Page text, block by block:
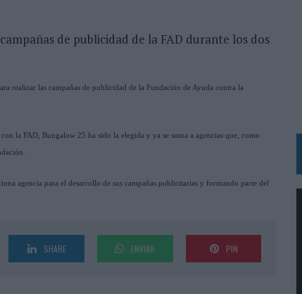
PATRIMONIO HISTÓRICO EN ACTIVOS CULTURALES Y ECONÓMICOS
SU ÚLTIMA CAMPAÑA INTERNACIONAL
DE INUSUALY PARA CERVEZA CAPAZ
SU NUEVA CAMPAÑA GLOBAL DE MARCA
de publicidad de la FAD durante los dos
realizar las campañas de publicidad de la Fundación de Ayuda contra la
la FAD, Bungalow 25 ha sido la elegida y ya se suma a agencias que, como
agencia para el desarrollo de sus campañas publicitarias y formando parte del
SHARE ENVIAR PIN